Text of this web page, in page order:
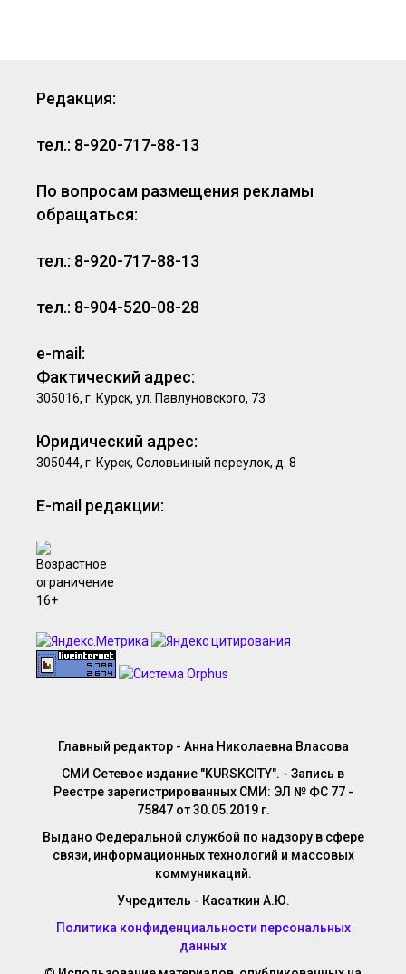
Редакция:
тел.: 8-920-717-88-13
По вопросам размещения рекламы
обращаться:
тел.: 8-920-717-88-13
тел.: 8-904-520-08-28
e-mail:
Фактический адрес:
305016, г. Курск, ул. Павлуновского, 73
Юридический адрес:
305044, г. Курск, Соловьиный переулок, д. 8
E-mail редакции:
Главный редактор - Анна Николаевна Власова
СМИ Сетевое издание "KURSKCITY". - Запись в
Реестре зарегистрированных СМИ: ЭЛ № ФС 77 -
75847 от 30.05.2019 г.
Выдано Федеральной службой по надзору в сфере
связи, информационных технологий и массовых
коммуникаций.
Учредитель - Касаткин А.Ю.
Политика конфиденциальности персональных
данных